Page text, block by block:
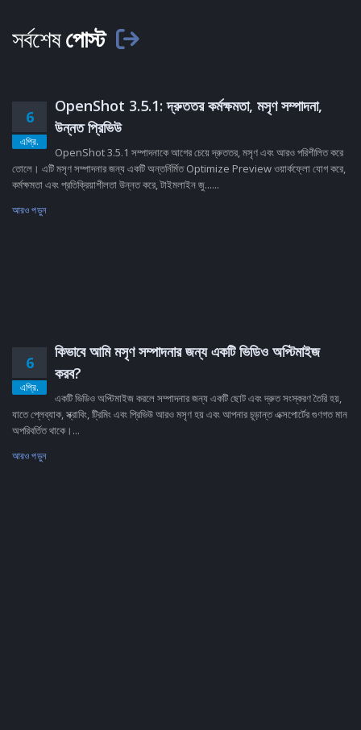
সর্বশেষপোস্ট
6
এপ্রি.
OpenShot 3.5.1: দ্রুততর কর্মক্ষমতা, মসৃণ সম্পাদনা,
উন্নত প্রিভিউ
OpenShot 3.5.1 সম্পাদনাকে আগের চেয়ে দ্রুততর, মসৃণ এবং আরও পরিশীলিত করে
তোলে। এটি মসৃণ সম্পাদনার জন্য একটি অন্তর্নির্মিত Optimize Preview ওয়ার্কফ্লো যোগ করে,
কর্মক্ষমতা এবং প্রতিক্রিয়াশীলতা উন্নত করে, টাইমলাইন জু......
আরও পড়ুন
6
এপ্রি.
কিভাবে আমি মসৃণ সম্পাদনার জন্য একটি ভিডিও অপ্টিমাইজ
করব?
একটি ভিডিও অপ্টিমাইজ করলে সম্পাদনার জন্য একটি ছোট এবং দ্রুত সংস্করণ তৈরি হয়,
যাতে প্লেব্যাক, স্ক্রাবিং, ট্রিমিং এবং প্রিভিউ আরও মসৃণ হয় এবং আপনার চূড়ান্ত এক্সপোর্টের গুণগত মান
অপরিবর্তিত থাকে।...
আরও পড়ুন